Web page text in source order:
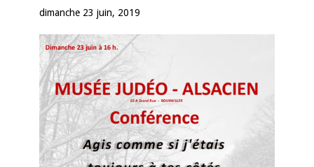
dimanche 23 juin, 2019